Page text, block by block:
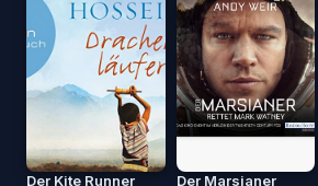
Der Kite Runner Der Marsianer